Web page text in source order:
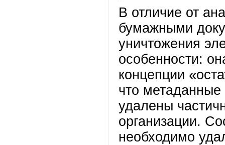
В отличие от
бумажными
уничтожения
особенности:
концепции
что
удалены
организации.
необходимо